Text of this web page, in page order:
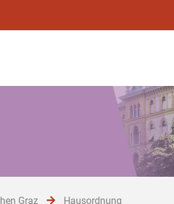
Graz Hausordnung